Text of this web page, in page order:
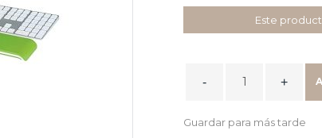
Este
VERDE/BLANCO
Guardar para más tarde